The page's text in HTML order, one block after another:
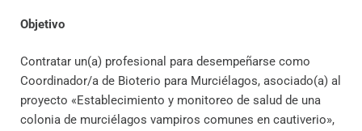
Objetivo
Contratar un(a) profesional para desempeñarse como
Coordinador/a de Bioterio para Murciélagos, asociado(a) al
proyecto «Establecimiento y monitoreo de salud de una
colonia de murciélagos vampiros comunes en cautiverio»,